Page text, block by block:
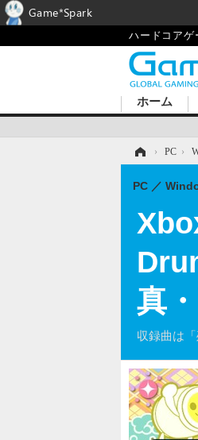
ハードコアゲ
ホーム
› PC ›
真
収録曲は
PC
Game*Spark